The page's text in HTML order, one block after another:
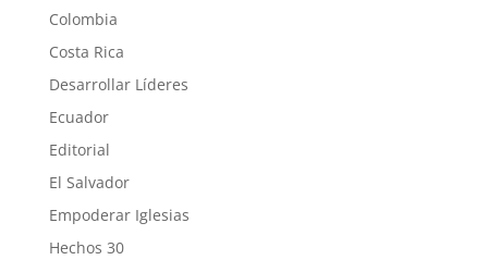
Colombia
Costa Rica
Desarrollar Líderes
Ecuador
Editorial
El Salvador
Empoderar Iglesias
Hechos 30